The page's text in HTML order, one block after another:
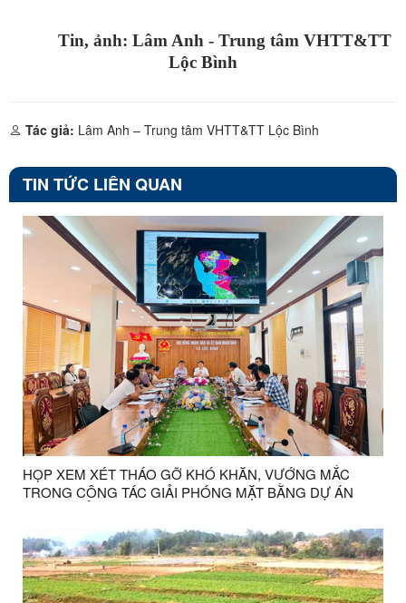
Tin, ảnh: Lâm Anh - Trung tâm VHTT&TT
Lộc Bình
Tác giả: Lâm Anh – Trung tâm VHTT&TT Lộc Bình
TIN TỨC LIÊN QUAN
HỌP XEM XÉT THÁO GỠ KHÓ KHĂN, VƯỚNG MẮC
TRONG CÔNG TÁC GIẢI PHÓNG MẶT BẰNG DỰ ÁN